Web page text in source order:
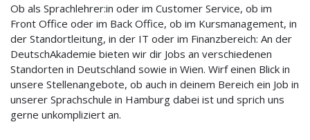
Ob als Sprachlehrer:in oder im Customer Service, ob im
Front Office oder im Back Office, ob im Kursmanagement, in
der Standortleitung, in der IT oder im Finanzbereich: An der
DeutschAkademie bieten wir dir Jobs an verschiedenen
Standorten in Deutschland sowie in Wien. Wirf einen Blick in
unsere Stellenangebote, ob auch in deinem Bereich ein Job in
unserer Sprachschule in Hamburg dabei ist und sprich uns
gerne unkompliziert an.